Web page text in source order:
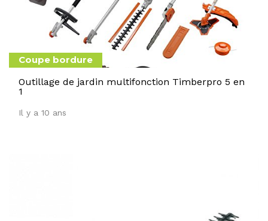
Coupe bordure
Outillage de jardin multifonction Timberpro 5 en
1
Il y a 10 ans